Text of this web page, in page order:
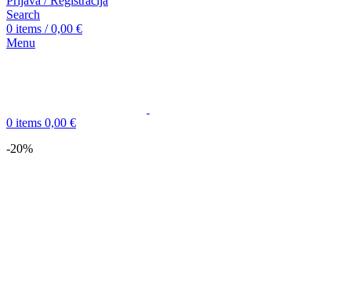
Search
0 items / 0,00 €
Menu
0 items 0,00 €
-20%